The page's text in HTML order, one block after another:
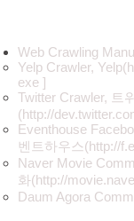
Web Crawling
Yelp Crawler, Yelp(
exe ]
Twitter Crawler, 트
(http://
Eventhouse
벤트하우스(http://
Naver Movie
화(http://
Daum Agora